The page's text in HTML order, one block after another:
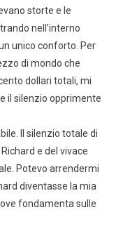
storte e le
nell’interno
unico conforto. Per
di mondo che
dollari totali, mi
il silenzio opprimente
Il silenzio totale di
e del vivace
Potevo arrendermi
diventasse la mia
fondamenta sulle